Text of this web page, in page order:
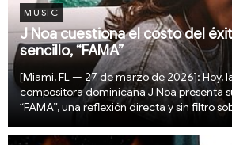
MUSIC
J Noa cuestiona el costo del
sencillo, “FAMA”
[Miami, FL — 27 de marzo de 2026]: Hoy,
compositora dominicana J Noa presenta
“FAMA”, una reflexión directa y sin filtro
transforman en el proceso.